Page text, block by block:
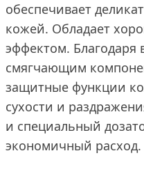
обеспечивает
кожей. Обладает
эффектом. Благодаря
смягчающим
защитные функции
сухости и
и специальный
экономичный расход.